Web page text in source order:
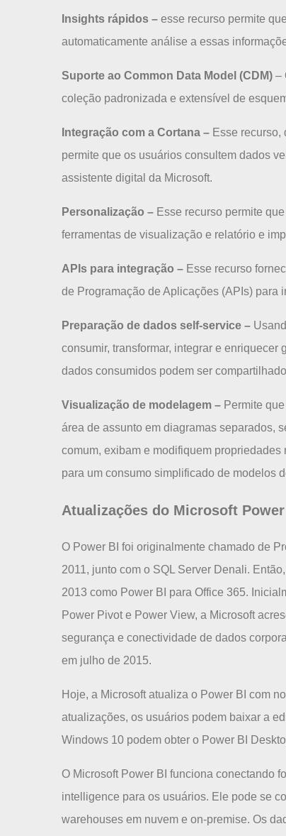
Insights rápidos – esse recurso permite
automaticamente análise a essas
Suporte ao Common Data Model (CDM) –
coleção padronizada e extensível de
Integração com a Cortana – Esse
permite que os usuários consultem dados
assistente digital da Microsoft.
Personalização – Esse recurso permite
ferramentas de visualização e relatório e
APIs para integração – Esse recurso
de Programação de Aplicações (APIs) para
Preparação de dados self-service –
consumir, transformar, integrar e
dados consumidos podem ser
Visualização de modelagem – Permite
área de assunto em diagramas separados,
comum, exibam e modifiquem
para um consumo simplificado de modelos
Atualizações do Microsoft
O Power BI foi originalmente chamado de
2011, junto com o SQL Server Denali.
2013 como Power BI para Office 365.
Power Pivot e Power View, a Microsoft
segurança e conectividade de dados
em julho de 2015.
Hoje, a Microsoft atualiza o Power BI com
atualizações, os usuários podem baixar a
Windows 10 podem obter o Power BI
O Microsoft Power BI funciona conectando
intelligence para os usuários. Ele pode se
warehouses em nuvem e on-premise. Os